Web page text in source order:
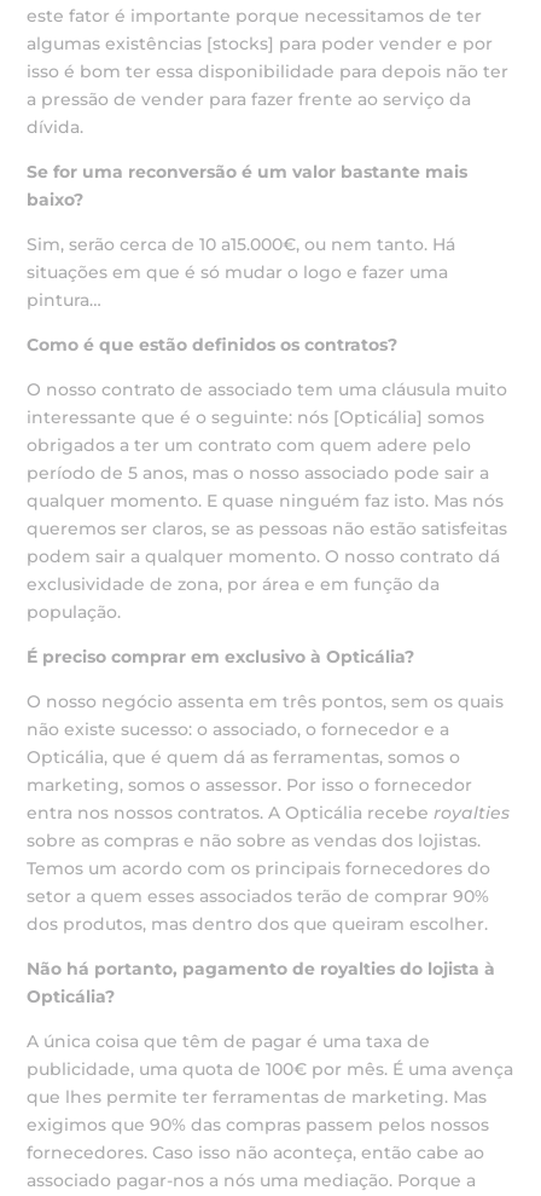
este fator é importante porque necessitamos de ter
algumas existências [stocks] para poder vender e por
isso é bom ter essa disponibilidade para depois não ter
a pressão de vender para fazer frente ao serviço da
dívida.
Se for uma reconversão é um valor bastante mais
baixo?
Sim, serão cerca de 10 a15.000€, ou nem tanto. Há
situações em que é só mudar o logo e fazer uma
pintura…
Como é que estão definidos os contratos?
O nosso contrato de associado tem uma cláusula muito
interessante que é o seguinte: nós [Opticália] somos
obrigados a ter um contrato com quem adere pelo
período de 5 anos, mas o nosso associado pode sair a
qualquer momento. E quase ninguém faz isto. Mas nós
queremos ser claros, se as pessoas não estão satisfeitas
podem sair a qualquer momento. O nosso contrato dá
exclusividade de zona, por área e em função da
população.
É preciso comprar em exclusivo à Opticália?
O nosso negócio assenta em três pontos, sem os quais
não existe sucesso: o associado, o fornecedor e a
Opticália, que é quem dá as ferramentas, somos o
marketing, somos o assessor. Por isso o fornecedor
entra nos nossos contratos. A Opticália receberoyalties
sobre as compras e não sobre as vendas dos lojistas.
Temos um acordo com os principais fornecedores do
setor a quem esses associados terão de comprar 90%
dos produtos, mas dentro dos que queiram escolher.
Não há portanto, pagamento de royalties do lojista à
Opticália?
A única coisa que têm de pagar é uma taxa de
publicidade, uma quota de 100€ por mês. É uma avença
que lhes permite ter ferramentas de marketing. Mas
exigimos que 90% das compras passem pelos nossos
fornecedores. Caso isso não aconteça, então cabe ao
associado pagar-nos a nós uma mediação. Porque a